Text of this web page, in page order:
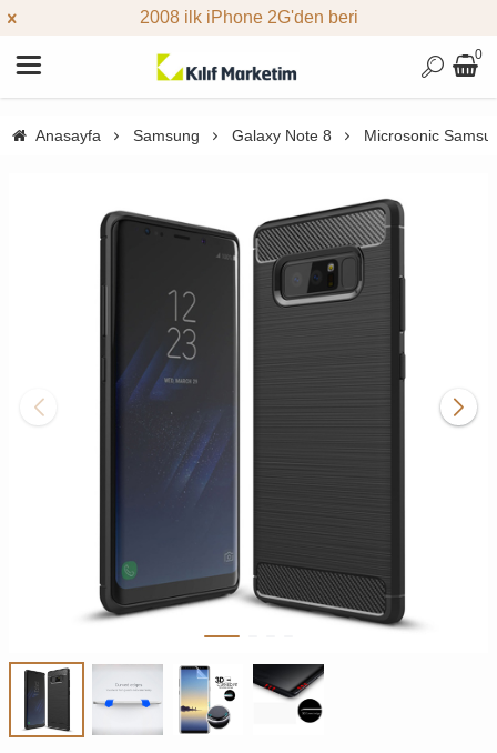
2008 ilk iPhone 2G'den beri
0
Anasayfa Samsung Galaxy Note 8 Microsonic